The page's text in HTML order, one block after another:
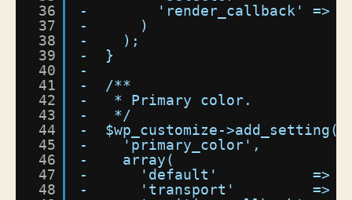
36
37
38
39
40
41
42
43
44
45
46
47
48
-        'render_callback' =>
-      )
-    );
-  }
-
-  /**
-   * Primary color.
-   */
-  $wp_customize->add_setting(
-    'primary_color',
-    array(
-      'default'
-      'transport'         =>